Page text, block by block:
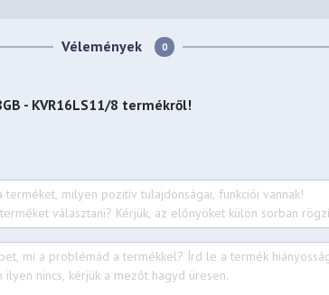
Vélemények 0
- KVR16LS11/8 termékről!